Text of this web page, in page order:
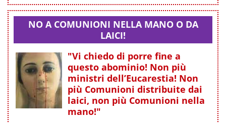
NO A COMUNIONI NELLA MANO O DA
LAICI!
"Vi chiedo di porre fine a
questo abominio! Non più
ministri dell’Eucarestia! Non
più Comunioni distribuite dai
laici, non più Comunioni nella
mano!"